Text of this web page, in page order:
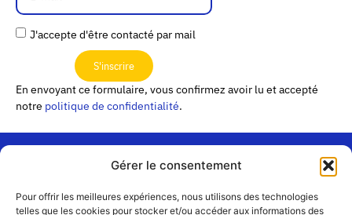
Gérer le consentement
Pour offrir les meilleures expériences, nous utilisons des technologies
telles que les cookies pour stocker et/ou accéder aux informations des
J'accepte d'être contacté par mail
S'inscrire
En envoyant ce formulaire, vous confirmez avoir lu et accepté
notre politique de confidentialité.
« Les
Passerelles »
Rejoignez-